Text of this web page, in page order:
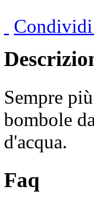
Sempre
bombole
d'acqua.
Faq